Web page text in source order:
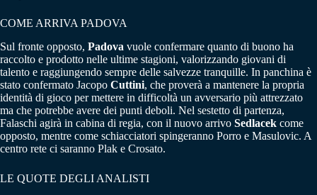
COME ARRIVA PADOVA
Sul fronte opposto, Padova vuole confermare quanto di buono ha
raccolto e prodotto nelle ultime stagioni, valorizzando giovani di
talento e raggiungendo sempre delle salvezze tranquille. In panchina è
stato confermato Jacopo Cuttini, che proverà a mantenere la propria
identità di gioco per mettere in difficoltà un avversario più attrezzato
ma che potrebbe avere dei punti deboli. Nel sestetto di partenza,
Falaschi agirà in cabina di regia, con il nuovo arrivo Sedlacek come
opposto, mentre come schiacciatori spingeranno Porro e Masulovic. A
centro rete ci saranno Plak e Crosato.
LE QUOTE DEGLI ANALISTI